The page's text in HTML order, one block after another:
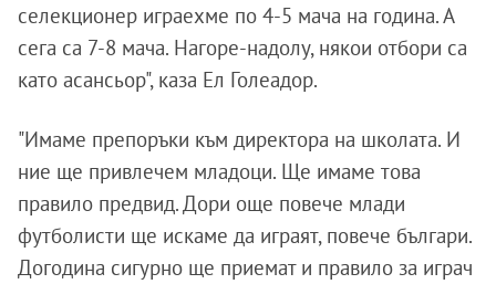
селекционер играехме по 4-5 мача на година. А
сега са 7-8 мача. Нагоре-надолу, някои отбори са
като асансьор", каза Ел Голеадор.
"Имаме препоръки към директора на школата. И
ние ще привлечем младоци. Ще имаме това
правило предвид. Дори още повече млади
футболисти ще искаме да играят, повече българи.
Догодина сигурно ще приемат и правило за играч